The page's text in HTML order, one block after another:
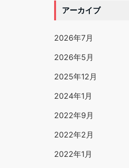
アーカイブ
2026年7月
2026年5月
2025年12月
2024年1月
2022年9月
2022年2月
2022年1月